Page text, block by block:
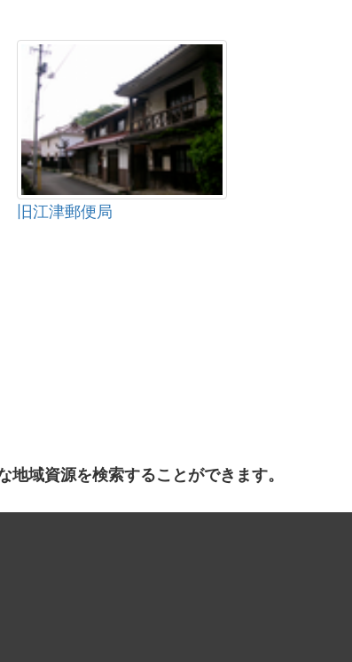
旧江津郵便局
域資源を検索することができます。